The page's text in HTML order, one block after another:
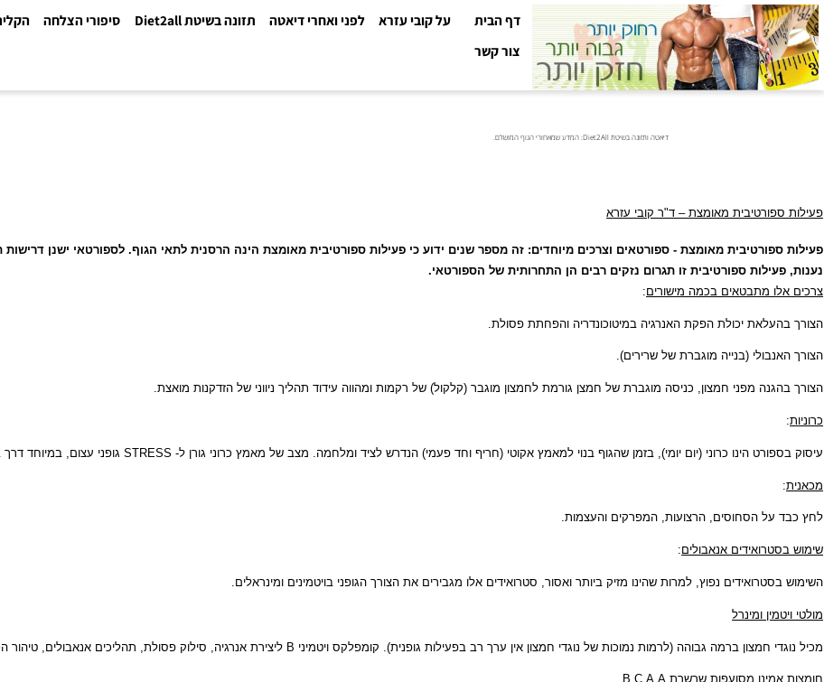
דף הבית על קובי עזרא לפני ואחרי דיאטה תזונה בשיטת Diet2all סיפורי הצלחה
צור קשר
דיאטה ותזונה בשיטת Diet2All: המדע שמאחורי הגוף המושלם.
מאומצת – ד"ר קובי עזרא
מאומצת - ספורטאים וצרכים מיוחדים: זה מספר שנים ידוע כי פעילות ספורטיבית מאומצת הינה הרסנית לתאי הגוף. לספורטאי ישנן דרישות
סטרואידים נפוץ, למרות שהינו מזיק ביותר ואסור, סטרואידים אלו מגבירים את הצורך הגופני בויטמינים ומינראלים.
ומינרל
חמצוןברמה גבוהה (לרמות נמוכות של נוגדי חמצון אין ערך רב בפעילות גופנית). קומפלקס